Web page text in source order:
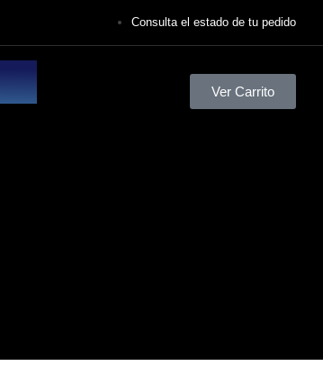
Consulta el estado de tu pedido
Ver Carrito